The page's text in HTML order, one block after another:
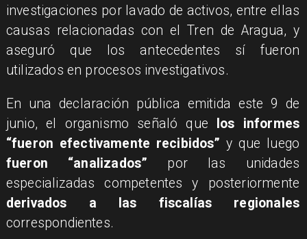
investigaciones por lavado de activos, entre ellas
causas relacionadas con el Tren de Aragua, y
aseguró que los antecedentes sí fueron
utilizados en procesos investigativos.
En una declaración pública emitida este 9 de
junio, el organismo señaló que
los informes
“fueron efectivamente recibidos” y que luego
fueron “analizados” por las unidades
especializadas competentes y posteriormente
derivados a las fiscalías regionales
correspondientes.